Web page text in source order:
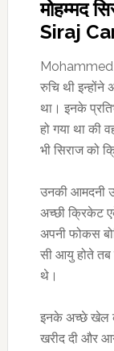
मोहम्मद
Siraj
Mohammed
रुचि थी इन्होंने
था। इनके
हो गया था की
भी सिराज को
उनकी आमदनी
अच्छी क्रिकेट
अपनी फोकस
सी आयु होते
थे।
इनके अच्छे खेल
खरीद दी और